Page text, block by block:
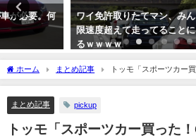
ワイ免許取りたてマン、みんな制
限速度超えて走ってることにビビ
24時
大変
2022-
ホーム まとめ記事
トッモ「スポーツカー
86はスポーツカーではないだろ」トッモ「はぁ？！」
まとめ記事 pickup
トッモ「スポーツカー買った